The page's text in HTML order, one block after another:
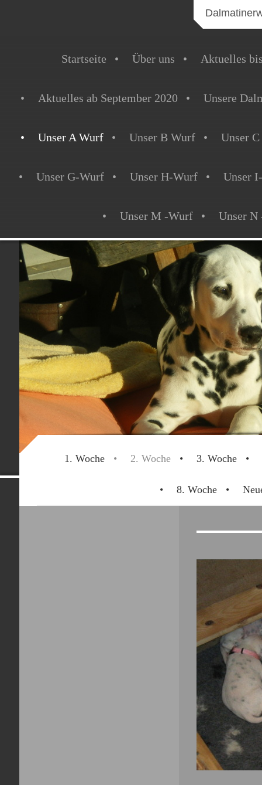
Startseite Über uns Aktuelles
Aktuelles ab September 2020 Unsere
Unser A Wurf Unser B Wurf Unser
Unser G-Wurf Unser H-Wurf Unser
Unser M -Wurf Unser N
1. Woche 2. Woche 3. Woche
8. Woche